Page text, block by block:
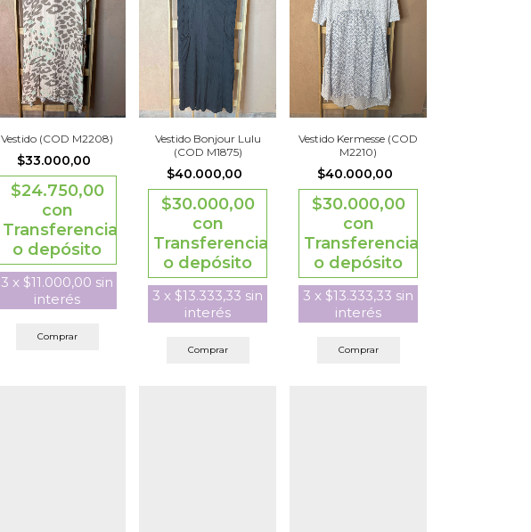
Vestido (COD M2208)
$33.000,00
$24.750,00
con
Transferencia
o depósito
3 x $11.000,00 sin
interés
Comprar
Vestido Bonjour Lulu
(COD M1875)
$40.000,00
$30.000,00
con
Transferencia
o depósito
3 x $13.333,33 sin
interés
Comprar
Vestido Kermesse (COD
M2210)
$40.000,00
$30.000,00
con
Transferencia
o depósito
3 x $13.333,33 sin
interés
Comprar